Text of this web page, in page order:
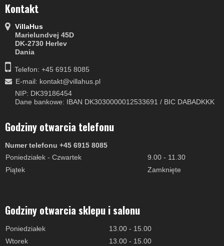
Kontakt
VillaHus
Marielundvej 45D
DK-2730 Herlev
Dania
Telefon: +45 6915 8085
E-mail: kontakt@villahus.pl
NIP: DK39186454
Dane bankowe: IBAN DK3030000012533691 / BIC DABADKKK
Godziny otwarcia telefonu
Numer telefonu +45 6915 8085
Poniedziałek - Czwartek
9.00 - 11.30
Piątek
Zamknięte
Godziny otwarcia sklepu i salonu
Poniedziałek
13.00 - 15.00
Wtorek
13.00 - 15.00